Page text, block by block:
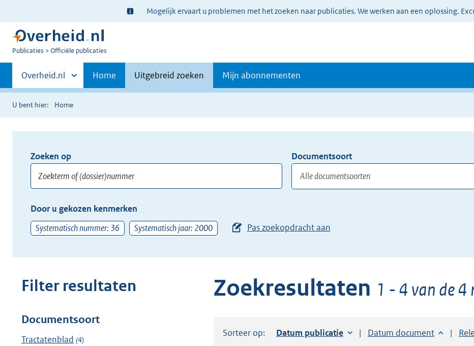
Ter
informatie:
Mogelijk ervaart u problemen met het zoeken naar publicaties. We werken aan een oplossing.
U
Publicaties Officiële publicaties
Primaire
navigatie
Andere
sites
binnen
Overheid.nl Home Uitgebreid zoeken Mijn abonnementen
U bent hier: Home
Opnieuw
zoeken:
Zoeken op
of
(dossier)nummer
hier
uw
zoekterm
in
Documentsoort
Gebruik
of
om
krijgen
Door u gekozen kenmerken
Systematisch nummer: 36
Systematisch jaar: 2000 Pas zoekopdracht aan
Filter resultaten
Filter
resultaten
Documentsoort
Tractatenblad (4)
Zoekresultaten 1 - 4 van de 4
Sorteer op: Sorteer op:
Datum publicatie Sorteer op:
Datum document